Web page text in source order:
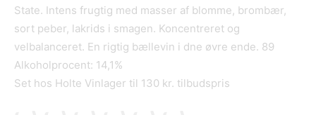
State. Intens frugtig med masser af blomme, brombær,
sort peber, lakrids i smagen. Koncentreret og
velbalanceret. En rigtig bællevin i dne øvre ende. 89
Alkoholprocent: 14,1%
Set hos Holte Vinlager til 130 kr. tilbudspris